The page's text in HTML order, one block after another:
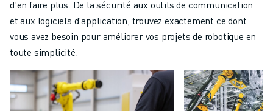
d'en faire plus. De la sécurité aux outils de communication
et aux logiciels d'application, trouvez exactement ce dont
vous avez besoin pour améliorer vos projets de robotique en
toute simplicité.